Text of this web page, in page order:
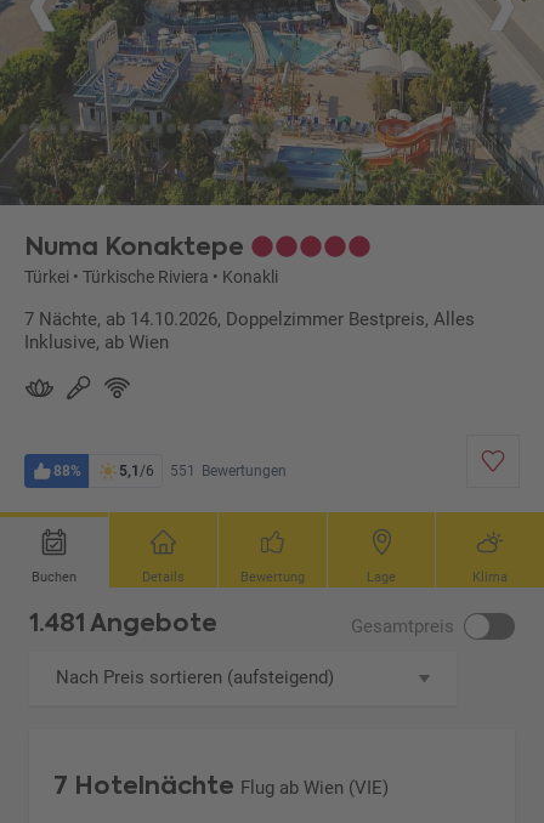
Numa Konaktepe
Türkei • Türkische Riviera • Konakli
7 Nächte, ab 14.10.2026, Doppelzimmer Bestpreis, Alles
Inklusive, ab Wien
88% 5,1 /6 551 Bewertungen
Buchen Details Bewertung Lage Klima
1.481 Angebote Gesamtpreis
Nach Preis sortieren (aufsteigend)
7 Hotelnächte Flug ab Wien (VIE)